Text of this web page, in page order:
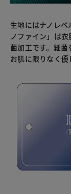
生地にはナノレ
ノファイン」は
菌加工です。細菌
お肌に限りなく優